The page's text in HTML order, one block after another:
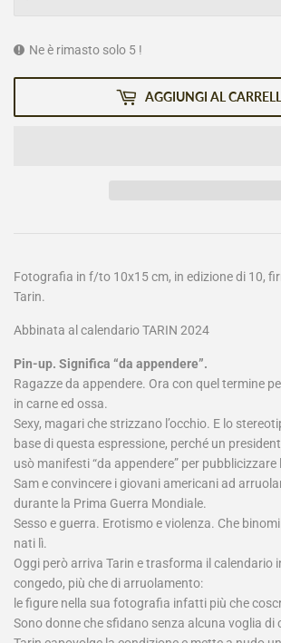
Ne è rimasto solo 5 !
AGGIUNGI AL
Fotografia in f/to 10x15 cm, in edizione di 10,
Tarin.
Abbinata al calendario TARIN 2024
Pin-up. Significa “da appendere”.
Ragazze da appendere. Ora con quel termine
in carne ed ossa.
Sexy, magari che strizzano l’occhio. E lo
base di questa espressione, perché un
usò manifesti “da appendere” per
Sam e convincere i giovani americani ad
durante la Prima Guerra Mondiale.
Sesso e guerra. Erotismo e violenza. Che
nati lì.
Oggi però arriva Tarin e trasforma il calendario
congedo, più che di arruolamento:
le figure nella sua fotografia infatti più che
Sono donne che sfidano senza alcuna voglia di